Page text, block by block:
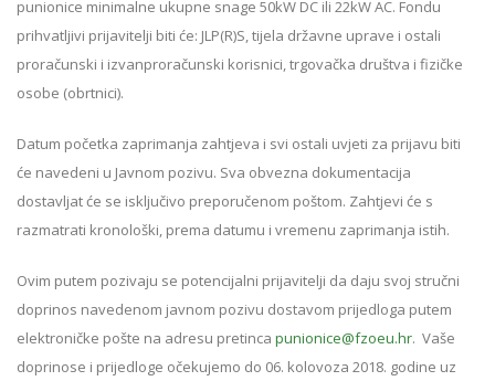
punionice minimalne ukupne snage 50kW DC ili 22kW AC. Fondu
prihvatljivi prijavitelji biti će: JLP(R)S, tijela državne uprave i ostali
proračunski i izvanproračunski korisnici, trgovačka društva i fizičke
osobe (obrtnici).
Datum početka zaprimanja zahtjeva i svi ostali uvjeti za prijavu biti
će navedeni u Javnom pozivu. Sva obvezna dokumentacija
dostavljat će se isključivo preporučenom poštom. Zahtjevi će s
razmatrati kronološki, prema datumu i vremenu zaprimanja istih.
Ovim putem pozivaju se potencijalni prijavitelji da daju svoj stručni
doprinos navedenom javnom pozivu dostavom prijedloga putem
elektroničke pošte na adresu pretinca punionice@fzoeu.hr. Vaše
doprinose i prijedloge očekujemo do 06. kolovoza 2018. godine uz